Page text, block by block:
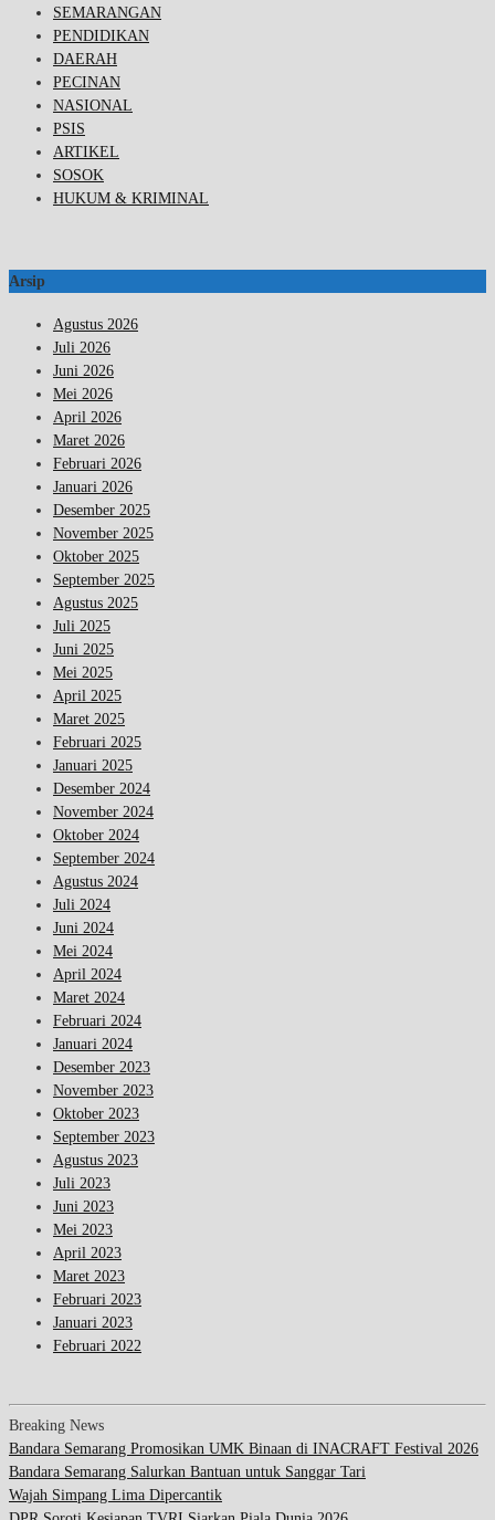
SEMARANGAN
PENDIDIKAN
DAERAH
PECINAN
NASIONAL
PSIS
ARTIKEL
SOSOK
HUKUM & KRIMINAL
Arsip
Agustus 2026
Juli 2026
Juni 2026
Mei 2026
April 2026
Maret 2026
Februari 2026
Januari 2026
Desember 2025
November 2025
Oktober 2025
September 2025
Agustus 2025
Juli 2025
Juni 2025
Mei 2025
April 2025
Maret 2025
Februari 2025
Januari 2025
Desember 2024
November 2024
Oktober 2024
September 2024
Agustus 2024
Juli 2024
Juni 2024
Mei 2024
April 2024
Maret 2024
Februari 2024
Januari 2024
Desember 2023
November 2023
Oktober 2023
September 2023
Agustus 2023
Juli 2023
Juni 2023
Mei 2023
April 2023
Maret 2023
Februari 2023
Januari 2023
Februari 2022
Breaking News
Bandara Semarang Promosikan UMK Binaan di INACRAFT Festival 2026
Bandara Semarang Salurkan Bantuan untuk Sanggar Tari
Wajah Simpang Lima Dipercantik